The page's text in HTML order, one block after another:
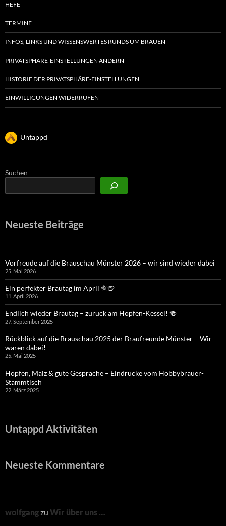
HEFE
TERMINE
INFOS, LINKS UND WISSENSWERTES RUNDS UM BRAUEN
PRIVATSPHÄRE-EINSTELLUNGEN ÄNDERN
HISTORIE DER PRIVATSPHÄRE-EINSTELLUNGEN
EINWILLIGUNGEN WIDERRUFEN
Untappd
Suchen
Neueste Beiträge
Vorfreude auf die Brauschau Münster 2026 – wir sind wieder dabei
25. Mai 2026
Ein perfekter Brautag im April 🌞🍺
11. April 2026
Endlich wieder Brautag – zurück am Hopfen-Kessel! 🍻
27. September 2025
Rückblick auf die Brauschau 2025 der Braufreunde Münster – Wir
waren dabei!
25. Mai 2025
Hopfen, Malz & gute Gespräche – Eindrücke vom Hobbybrauer-
Stammtisch
22. März 2025
Untappd Aktivitäten
Neueste Kommentare
wolfgangzu Wir über uns …